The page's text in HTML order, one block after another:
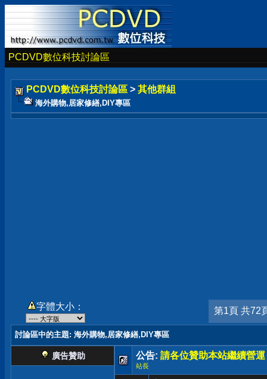
PCDVD數位科技討論區
PCDVD數位科技討論區 > 其他群組
海外購物,居家修繕,DIY專區
字體大小： 第1頁 共72
討論區中的主題: 海外購物,居家修繕,DIY專區
廣告贊助 公告: 請各位贊助本站繼續營運
站長